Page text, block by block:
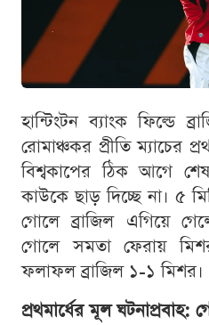
হান্টিংটন ব্যাংক ফিল্ডে
রোমাঞ্চকর প্রীতি ম্যাচের
বিশ্বকাপের ঠিক আগে
কাউকে ছাড় দিচ্ছে না। ৫
গোলে ব্রাজিল এগিয়ে
গোলে সমতা ফেরায়
ফলাফল ব্রাজিল ১-১ মিশর।
প্রথমার্ধের মূল